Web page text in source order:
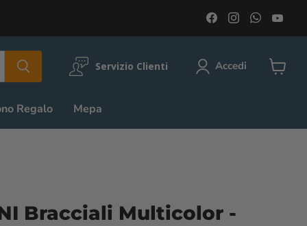
Trovaci
su
Facebook
Trovaci
su
Instagram
Trovaci
su
Servizio Clienti Accedi
Regalo Mepa
Bracciali Multicolor -